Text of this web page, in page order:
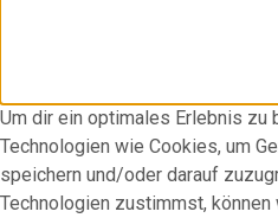
Um dir ein optimales Erlebnis zu
Technologien wie Cookies, um
speichern und/oder darauf
Technologien zustimmst,